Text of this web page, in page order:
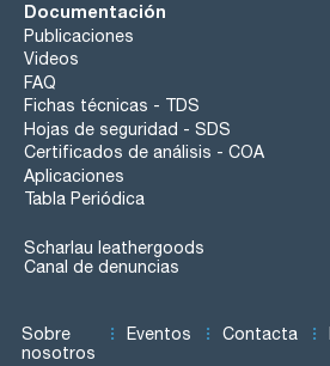
Documentación
Publicaciones
Videos
FAQ
Fichas técnicas - TDS
Hojas de seguridad - SDS
Certificados de análisis - COA
Aplicaciones
Tabla Periódica
Scharlau leathergoods
Canal de denuncias
Sobre
nosotros
Eventos Contacta